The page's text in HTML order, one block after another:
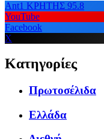
Ant1 ΚΡΗΤΗΣ 95.8
YouTube
Facebook
X
Κατηγορίες
Πρωτοσέλιδα
Ελλάδα